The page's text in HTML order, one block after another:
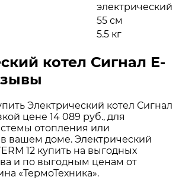
электрический
55 см
5.5 кг
котел Сигнал E-
Электрический котел Сигнал
цене 14 089 руб., для
отопления или
вашем доме. Электрический
12 купить на выгодных
и по выгодным ценам от
«ТермоТехника».